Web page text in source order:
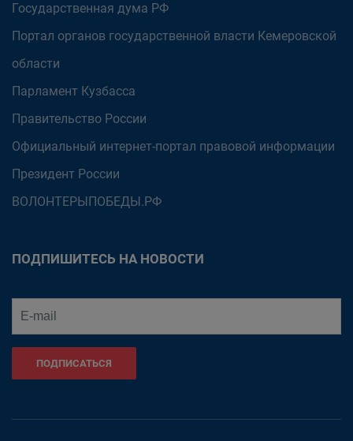
Государственная дума РФ
Портал органов государственной власти Кемеровской
области
Парламент Кузбасса
Правительство России
Официальный интернет-портал правовой информации
Президент России
ВОЛОНТЕРЫПОБЕДЫ.РФ
ПОДПИШИТЕСЬ НА НОВОСТИ
ПОДПИСАТЬСЯ